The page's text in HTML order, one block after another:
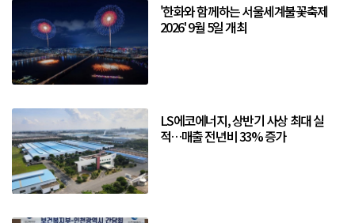
'한화와 함께하는 서울세계불꽃축제
2026' 9월 5일 개최
LS에코에너지, 상반기 사상 최대 실
적…매출 전년비 33% 증가